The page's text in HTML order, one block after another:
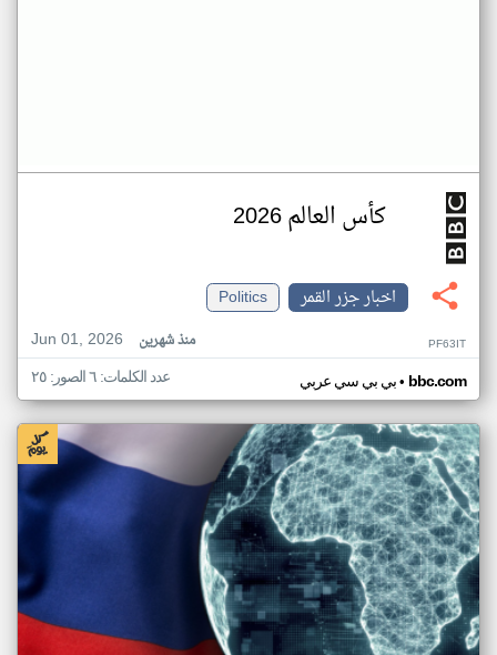
كأس العالم 2026
اخبار جزر القمر
Politics
Jun 01, 2026
منذ شهرين PF63IT
بي بي سي عربي• bbc.com عدد الكلمات: ٦ الصور: ٢٥